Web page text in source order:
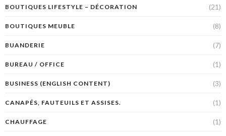
BOUTIQUES LIFESTYLE – DÉCORATION (21)
BOUTIQUES MEUBLE (8)
BUANDERIE (7)
BUREAU / OFFICE (1)
BUSINESS (ENGLISH CONTENT) (3)
CANAPÉS, FAUTEUILS ET ASSISES. (1)
CHAUFFAGE (1)